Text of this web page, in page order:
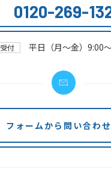
0120-269-
受付 平日（月～金）9:00
フォームから問い合わ